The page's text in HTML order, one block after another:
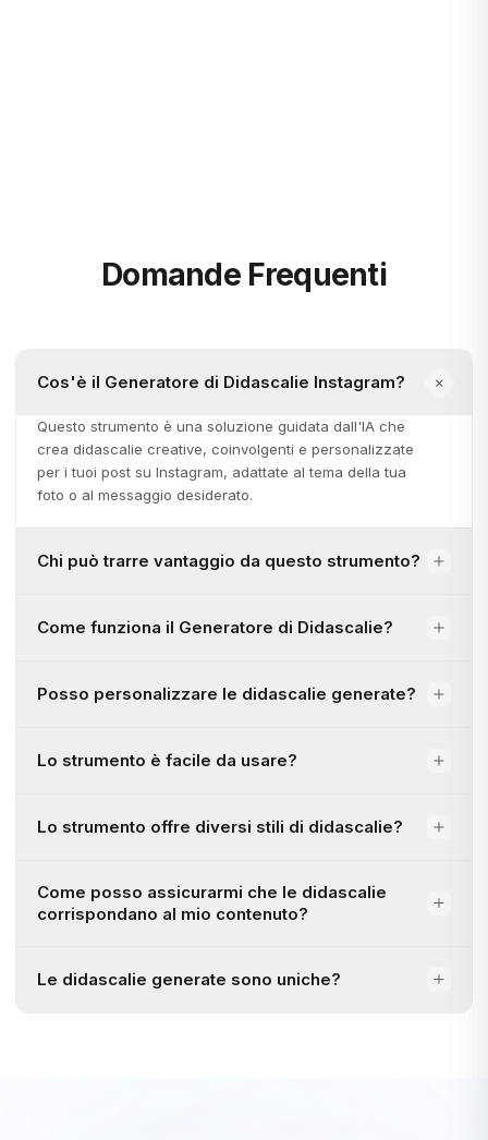
Domande Frequenti
Cos'è il Generatore di Didascalie Instagram?
Questo strumento è una soluzione guidata dall'IA che
crea didascalie creative, coinvolgenti e personalizzate
per i tuoi post su Instagram, adattate al tema della tua
foto o al messaggio desiderato.
Chi può trarre vantaggio da questo strumento?
Come funziona il Generatore di Didascalie?
Posso personalizzare le didascalie generate?
Lo strumento è facile da usare?
Lo strumento offre diversi stili di didascalie?
Come posso assicurarmi che le didascalie
corrispondano al mio contenuto?
Le didascalie generate sono uniche?